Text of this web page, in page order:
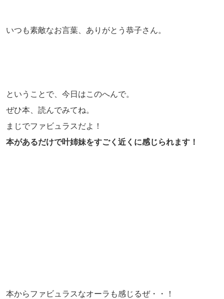
いつも素敵なお言葉、ありがとう恭子さん。
ということで、今日はこのへんで。
ぜひ本、読んでみてね。
まじでファビュラスだよ！
本があるだけで叶姉妹をすごく近くに感じられます！
本からファビュラスなオーラも感じるぜ・・！